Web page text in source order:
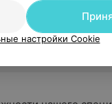
настройки Cookie